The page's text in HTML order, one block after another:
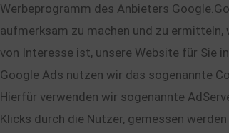
Werbeprogramm des Anbieters
aufmerksam zu machen und zu ermitteln,
von Interesse ist, unsere Website für Sie
Google Ads nutzen wir das sogenannte
Hierfür verwenden wir sogenannte
Klicks durch die Nutzer, gemessen